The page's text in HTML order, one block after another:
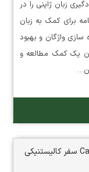
زبان ژاپنی را در
برای کمک به زبان
سازی واژگان و بهبود
یک کمک مطالعه و
دانلود برنامه Calisteniapp Workout 24.1.1 سفر کالیستنیکی